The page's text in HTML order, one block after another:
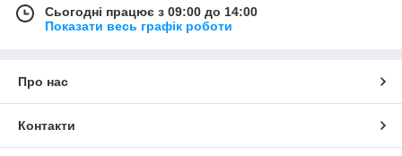
Сьогодні працює з 09:00 до 14:00
Показати весь графік роботи
Про нас
Контакти